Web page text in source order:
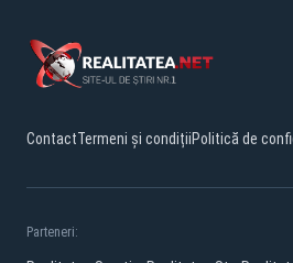
ContactTermeni și condițiiPolitică de
Parteneri: